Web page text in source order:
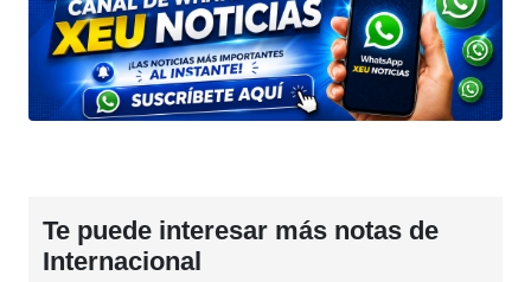
Te puede interesar más notas de
Internacional